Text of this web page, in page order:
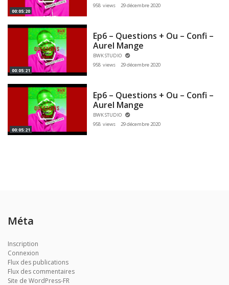
00:05:20
958 views
29 décembre 2020
00:05:21
Ep6 – Questions + Ou – Confi –
Aurel Mange
BWK STUDIO
958 views
29 décembre 2020
00:05:21
Ep6 – Questions + Ou – Confi –
Aurel Mange
BWK STUDIO
958 views
29 décembre 2020
Méta
Inscription
Connexion
Flux des publications
Flux des commentaires
Site de WordPress-FR